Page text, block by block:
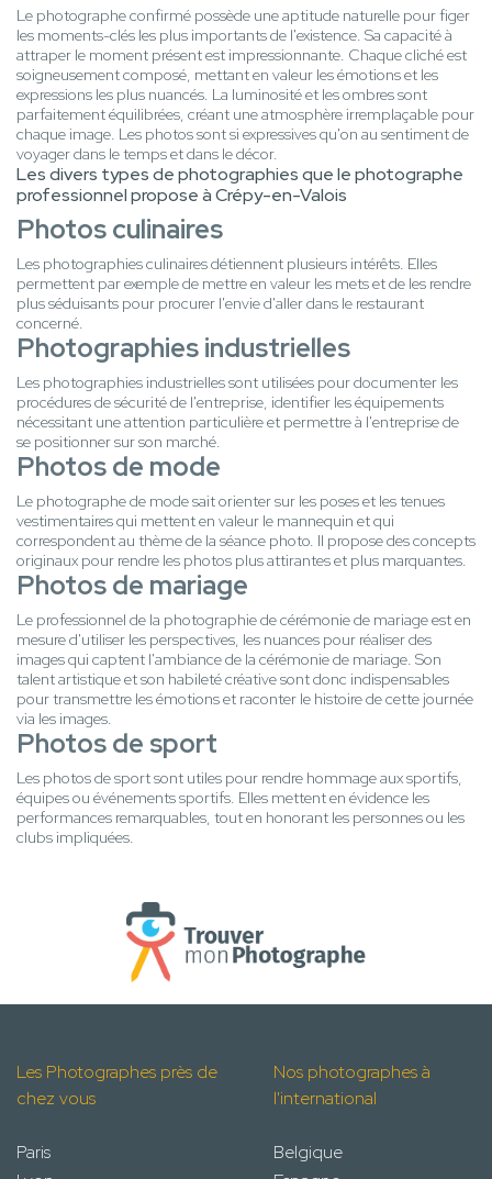
Le photographe confirmé possède une aptitude naturelle pour figer
les moments-clés les plus importants de l'existence. Sa capacité à
attraper le moment présent est impressionnante. Chaque cliché est
soigneusement composé, mettant en valeur les émotions et les
expressions les plus nuancés. La luminosité et les ombres sont
parfaitement équilibrées, créant une atmosphère irremplaçable pour
chaque image. Les photos sont si expressives qu'on au sentiment de
voyager dans le temps et dans le décor.
Les divers types de photographies que le photographe
professionnel propose à Crépy-en-Valois
Photos culinaires
Les photographies culinaires détiennent plusieurs intérêts. Elles
permettent par exemple de mettre en valeur les mets et de les rendre
plus séduisants pour procurer l'envie d'aller dans le restaurant
concerné.
Photographies industrielles
Les photographies industrielles sont utilisées pour documenter les
procédures de sécurité de l'entreprise, identifier les équipements
nécessitant une attention particulière et permettre à l'entreprise de
se positionner sur son marché.
Photos de mode
Le photographe de mode sait orienter sur les poses et les tenues
vestimentaires qui mettent en valeur le mannequin et qui
correspondent au thème de la séance photo. Il propose des concepts
originaux pour rendre les photos plus attirantes et plus marquantes.
Photos de mariage
Le professionnel de la photographie de cérémonie de mariage est en
mesure d'utiliser les perspectives, les nuances pour réaliser des
images qui captent l'ambiance de la cérémonie de mariage. Son
talent artistique et son habileté créative sont donc indispensables
pour transmettre les émotions et raconter le histoire de cette journée
via les images.
Photos de sport
Les photos de sport sont utiles pour rendre hommage aux sportifs,
équipes ou événements sportifs. Elles mettent en évidence les
performances remarquables, tout en honorant les personnes ou les
clubs impliquées.
Les Photographes près de
chez vous
Paris
Nos photographes à
l'international
Belgique